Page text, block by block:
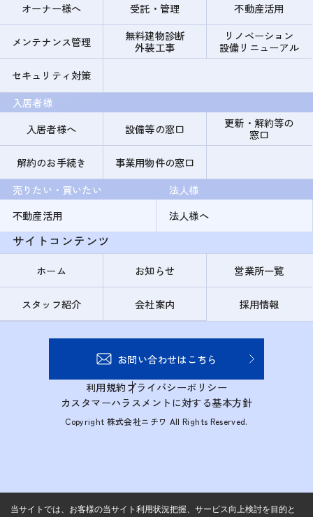
オーナー様へ
受託・管理 不動産活用
メンテナンス管理
無料建物診断
外装工事
リノベーション
設備リニューアル
セキュリティ対策
入居者様
入居者様へ
設備等の窓口
更新・解約等の
窓口
解約のお手続き
事業用物件の窓口
売りたい・買いたい
不動産活用
法人様
法人様へ
サイトコンテンツ
ホーム お知らせ 営業所一覧
スタッフ紹介 会社案内 採用情報
お問い合わせはこちら
利用規約プライバシーポリシー
カスタマーハラスメントに対する基本方針
Copyright 株式会社ニチワ All Rights Reserved.
当サイトでは、お客様の当サイト利用状況把握、サービス向上検討を目的と